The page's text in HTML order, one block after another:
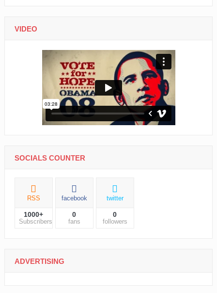
VIDEO
SOCIALS COUNTER
RSS
1000+
Subscribers
facebook
0
fans
twitter
0
followers
ADVERTISING